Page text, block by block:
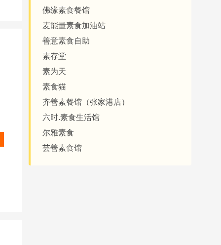
佛缘素食餐馆
麦能量素食加油站
善意素食自助
素存堂
素为天
素食猫
齐善素餐馆（张家港店）
六时.素食生活馆
尔雅素食
芸善素食馆